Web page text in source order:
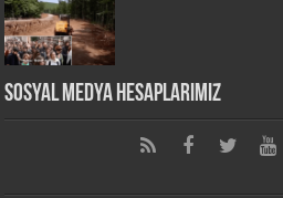
Sosyal Medya Hesaplarımız